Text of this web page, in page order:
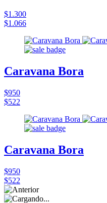
$1.300
$1.066
Caravana Bora
$950
$522
Caravana Bora
$950
$522